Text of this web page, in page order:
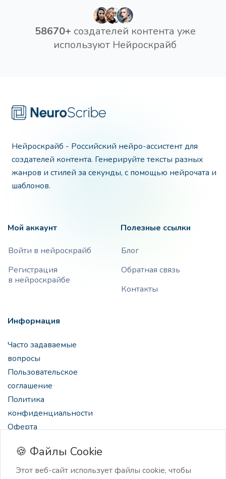
58670+ создателей контента уже
используют Нейроскрайб
Нейроскрайб - Российский нейро-ассистент для
создателей контента. Генерируйте тексты разных
жанров и стилей за секунды, с помощью нейрочата и
шаблонов.
Мой аккаунт
Войти в нейроскрайб
Регистрация
в нейроскрайбе
Полезные ссылки
Блог
Обратная связь
Контакты
Информация
Часто задаваемые
вопросы
Пользовательское
соглашение
Политика
конфиденциальности
Оферта
🍪 Файлы Cookie
Этот веб-сайт использует файлы cookie, чтобы